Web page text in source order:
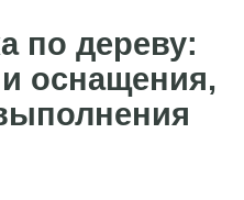
по дереву:
оснащения,